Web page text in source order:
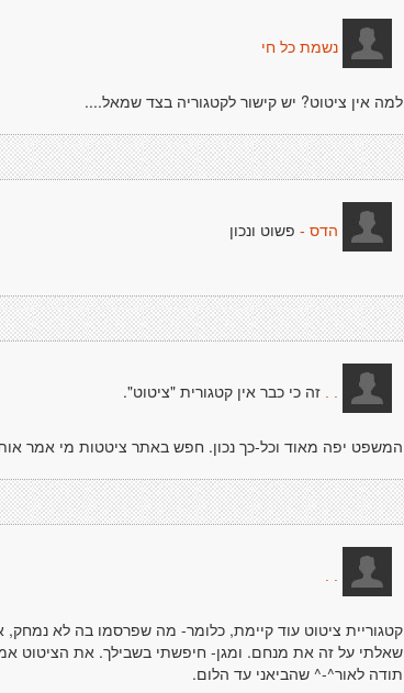
נשמת כל חי
למה אין ציטוט? יש קישור לקטגוריה בצד שמאל....
הדס - פשוט ונכון
זה כי כבר אין קטגורית "ציטוט".
המשפט יפה מאוד וכל-כך נכון. חפש באתר ציטטות מי אמר
קטגוריית ציטוט עוד קיימת, כלומר- מה שפרסמו בה לא
שאלתי על זה את מנחם. ומגן- חיפשתי בשבילך. את הציטוט
תודה לאור^-^ שהביאני עד הלום.